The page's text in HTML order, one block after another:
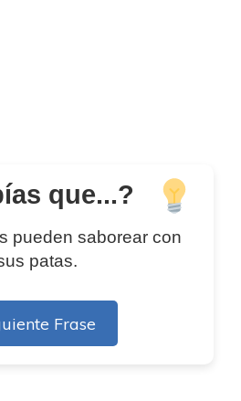
que...?
pueden saborear con
patas.
Frase